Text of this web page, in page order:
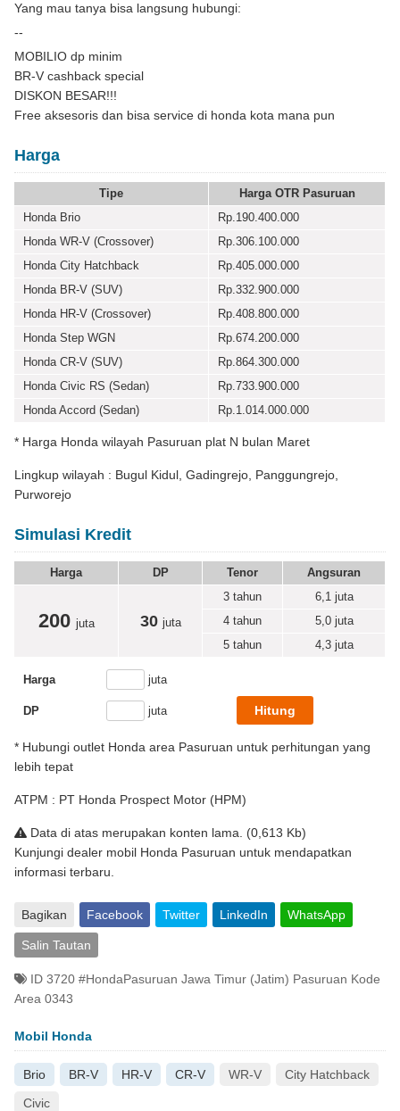
Yang mau tanya bisa langsung hubungi:
--
MOBILIO dp minim
BR-V cashback special
DISKON BESAR!!!
Free aksesoris dan bisa service di honda kota mana pun
Harga
Tipe
Harga OTR Pasuruan
Honda Brio
Rp.190.400.000
Honda WR-V (Crossover)
Rp.306.100.000
Honda City Hatchback
Rp.405.000.000
Honda BR-V (SUV)
Rp.332.900.000
Honda HR-V (Crossover)
Rp.408.800.000
Honda Step WGN
Rp.674.200.000
Honda CR-V (SUV)
Rp.864.300.000
Honda Civic RS (Sedan)
Rp.733.900.000
Honda Accord (Sedan)
Rp.1.014.000.000
* Harga Honda wilayah Pasuruan plat N bulan Maret
Lingkup wilayah : Bugul Kidul, Gadingrejo, Panggungrejo,
Purworejo
Simulasi Kredit
Harga DP Tenor Angsuran
200 juta 30 juta
3 tahun 6,1 juta
4 tahun
5,0 juta
5 tahun
4,3 juta
Harga juta
DP juta
* Hubungi outlet Honda area Pasuruan untuk perhitungan yang
lebih tepat
ATPM : PT Honda Prospect Motor (HPM)
Data di atas merupakan konten lama. (0,613 Kb)
Kunjungi dealer mobil Honda Pasuruan untuk mendapatkan
informasi terbaru.
Bagikan Facebook Twitter LinkedIn WhatsApp
Salin Tautan
ID 3720 #HondaPasuruan Jawa Timur (Jatim) Pasuruan Kode
Area 0343
Mobil Honda
Brio BR-V HR-V CR-V WR-V
City Hatchback
Civic